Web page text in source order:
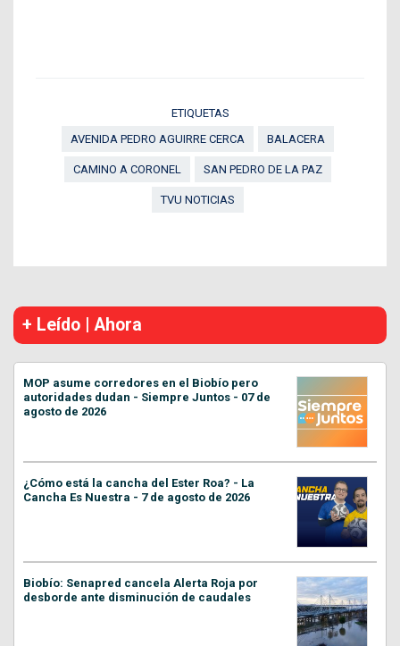
ETIQUETAS
AVENIDA PEDRO AGUIRRE CERCA
BALACERA
CAMINO A CORONEL SAN PEDRO DE LA PAZ
TVU NOTICIAS
+ Leído | Ahora
MOP asume corredores en el Biobío pero
autoridades dudan - Siempre Juntos - 07 de
agosto de 2026
¿Cómo está la cancha del Ester Roa? - La
Cancha Es Nuestra - 7 de agosto de 2026
Biobío: Senapred cancela Alerta Roja por
desborde ante disminución de caudales